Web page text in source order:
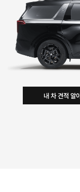
내 차 견적 알